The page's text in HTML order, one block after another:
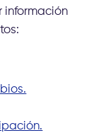
información